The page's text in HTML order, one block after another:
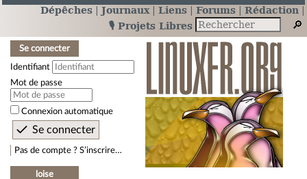
Dépêches Journaux Liens Forums
Rédaction
🎙️ Projets Libres
Se connecter
Identifiant
Mot de passe
Connexion automatique
Pas de compte ? S’inscrire…
loise